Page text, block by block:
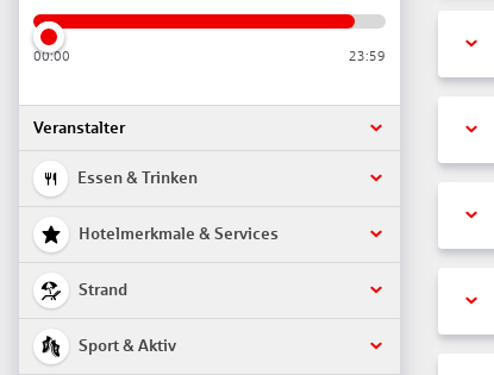
00:00 23:59
Veranstalter
Essen & Trinken
Hotelmerkmale & Services
Strand
Sport & Aktiv